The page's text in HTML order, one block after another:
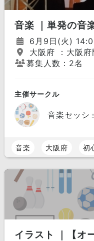
音楽 ｜単発の音
6月9日(火)
大阪府 ：大阪府
募集人数：2名
主催サークル
音楽セッ
音楽 大阪府 初
イラスト ｜【オ